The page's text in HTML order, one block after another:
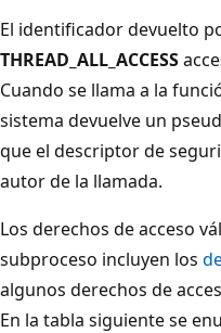
El identificador devuelto
THREAD_ALL_ACCESS
Cuando se llama a la
sistema devuelve un
que el descriptor de
autor de la llamada.
Los derechos de acceso
subproceso incluyen los
algunos derechos de
En la tabla siguiente se